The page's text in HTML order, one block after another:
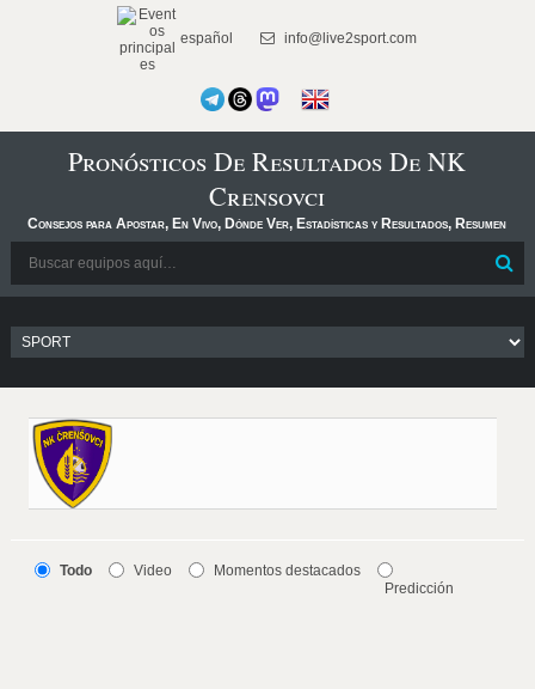
español info@live2sport.com
Pronósticos De Resultados De NK
Crensovci
Consejos para Apostar, En Vivo, Dónde Ver, Estadísticas y Resultados, Resumen
Todo Video
Momentos destacados
Predicción